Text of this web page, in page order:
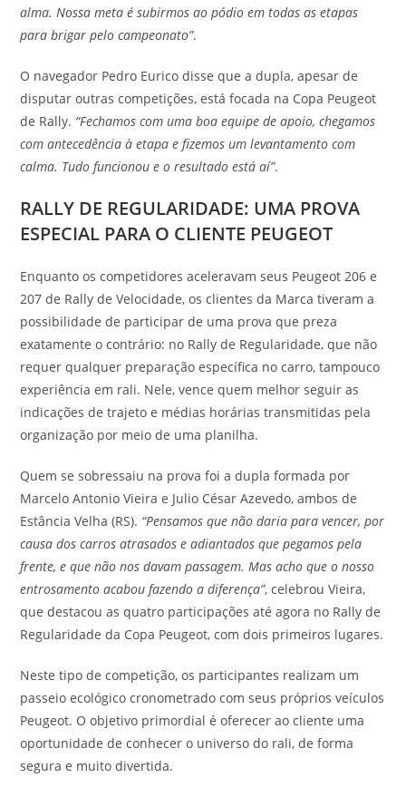
alma. Nossa meta é subirmos ao pódio em todas as etapas
para brigar pelo campeonato”.
O navegador Pedro Eurico disse que a dupla, apesar de
disputar outras competições, está focada na Copa Peugeot
de Rally. “Fechamos com uma boa equipe de apoio, chegamos
com antecedência à etapa e fizemos um levantamento com
calma. Tudo funcionou e o resultado está aí”.
RALLY DE REGULARIDADE: UMA PROVA
ESPECIAL PARA O CLIENTE PEUGEOT
Enquanto os competidores aceleravam seus Peugeot 206 e
207 de Rally de Velocidade, os clientes da Marca tiveram a
possibilidade de participar de uma prova que preza
exatamente o contrário: no Rally de Regularidade, que não
requer qualquer preparação específica no carro, tampouco
experiência em rali. Nele, vence quem melhor seguir as
indicações de trajeto e médias horárias transmitidas pela
organização por meio de uma planilha.
Quem se sobressaiu na prova foi a dupla formada por
Marcelo Antonio Vieira e Julio César Azevedo, ambos de
Estância Velha (RS). “Pensamos que não daria para vencer, por
causa dos carros atrasados e adiantados que pegamos pela
frente, e que não nos davam passagem. Mas acho que o nosso
entrosamento acabou fazendo a diferença”, celebrou Vieira,
que destacou as quatro participações até agora no Rally de
Regularidade da Copa Peugeot, com dois primeiros lugares.
Neste tipo de competição, os participantes realizam um
passeio ecológico cronometrado com seus próprios veículos
Peugeot. O objetivo primordial é oferecer ao cliente uma
oportunidade de conhecer o universo do rali, de forma
segura e muito divertida.